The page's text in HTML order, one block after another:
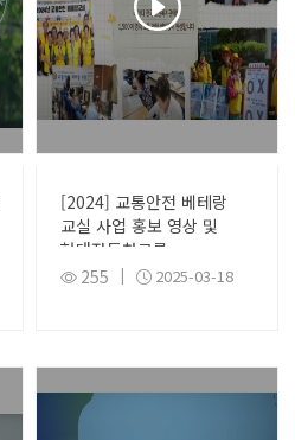
[2024] 교통안전 베테랑
교실 사업 홍보 영상 및
현대자동차그룹
CSR디지털매거진
255 | 2025-03-18